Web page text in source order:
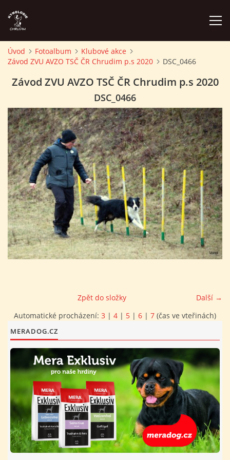
ÚVOD
ZÁVODY A PROPOZICE
PSÍ AKADEMIE
PŘÍSPĚVKY A POPLATKY
KONTAKTY KK
FOTOALBUM
O NÁS - HISTORIE A SOUČASNOST
VÝBOR KK
Úvod Fotoalbum
Klubové akce
Závod ZVU AVZO TSČ ČR Chrudim p.s 2020
DSC_0466
Závod ZVU AVZO TSČ ČR Chrudim p.s 2020
DSC_0466
Další →
Zpět do složky
Automatické procházení: 3 | 4 | 5 | 6 | 7 (čas ve vteřinách)
MERADOG.CZ